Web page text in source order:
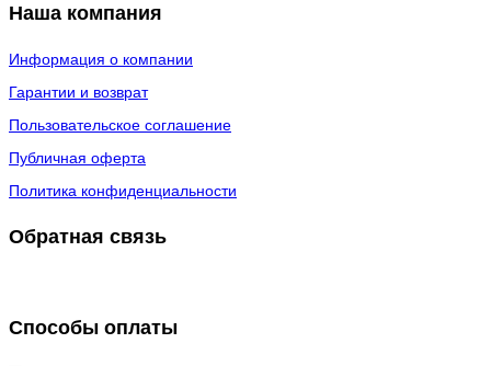
Наша компания
Информация о компании
Гарантии и возврат
Пользовательское соглашение
Публичная оферта
Политика конфиденциальности
Обратная связь
Способы оплаты